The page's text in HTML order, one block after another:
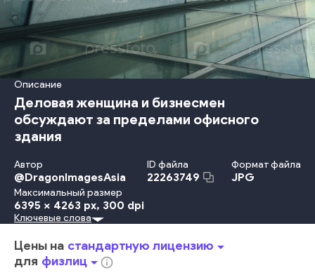
Описание
Деловая женщина и бизнесмен
обсуждают за пределами офисного
здания
Автор
@DragonImagesAsia
ID файла
22263749
Формат файла
JPG
Максимальный размер
6395 x 4263 px, 300 dpi
Успех Офис Городской Ландшафт - Большой Город
Партнёрство Общение Предприниматель
Коллега В Офисе
Планирование
Ключевые слова
Цены на стандартную лицензиюarrow_drop_down
для физлицarrow_drop_downinfo_outline